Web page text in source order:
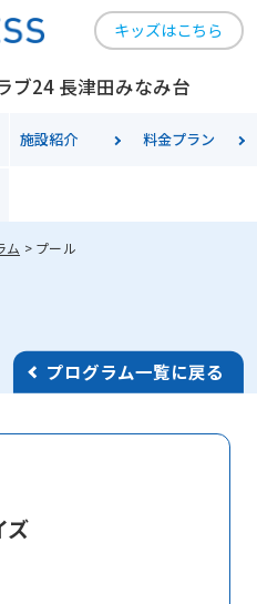
キッズはこちら
ブ24 長津田みなみ台
施設紹介 料金プラン
ム プール
プログラム一覧に戻る
ズ